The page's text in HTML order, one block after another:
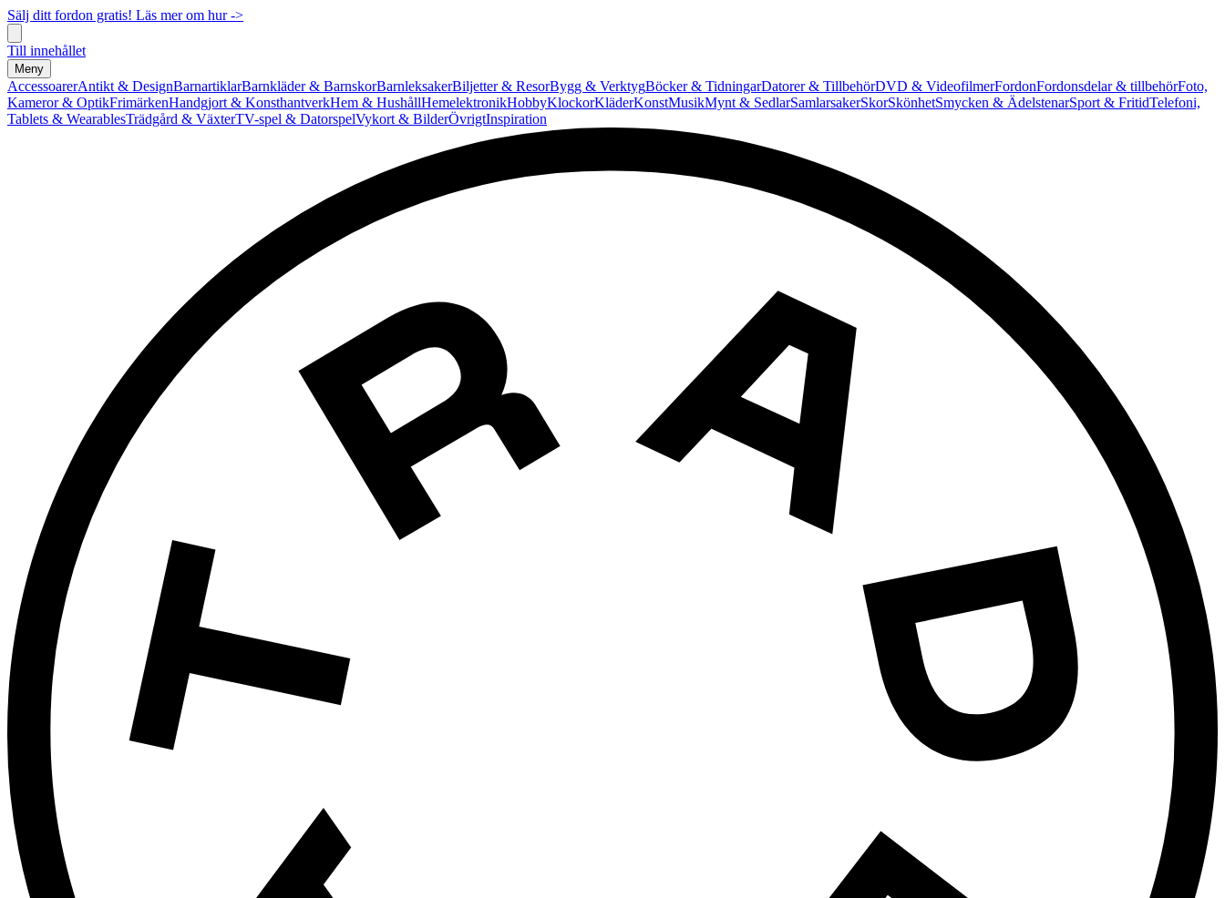
Sälj ditt fordon gratis! Läs mer om hur ->
Till innehållet
Meny
AccessoarerAntikt & DesignBarnartiklarBarnkläder & BarnskorBarnleksakerBiljetter & ResorBygg & VerktygBöcker & TidningarDatorer & TillbehörDVD & VideofilmerFordonFordonsdelar & tillbehörFoto,
Kameror & OptikFrimärkenHandgjort & KonsthantverkHem & HushållHemelektronikHobbyKlockorKläderKonstMusikMynt & SedlarSamlarsakerSkorSkönhetSmycken & ÄdelstenarSport & FritidTelefoni,
Tablets & WearablesTrädgård & VäxterTV-spel & DatorspelVykort & BilderÖvrigtInspiration